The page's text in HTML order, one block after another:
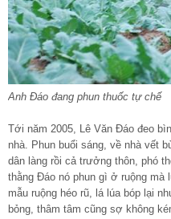
Anh Đáo đang phun thuốc tự chế
Tới năm 2005, Lê Văn Đáo đeo
nhà. Phun buổi sáng, về nhà vết
dân làng rồi cả trưởng thôn, phó
thằng Đáo nó phun gì ở ruộng mà
mẫu ruộng héo rũ, lá lúa bóp lại
bỏng, thâm tâm cũng sợ không